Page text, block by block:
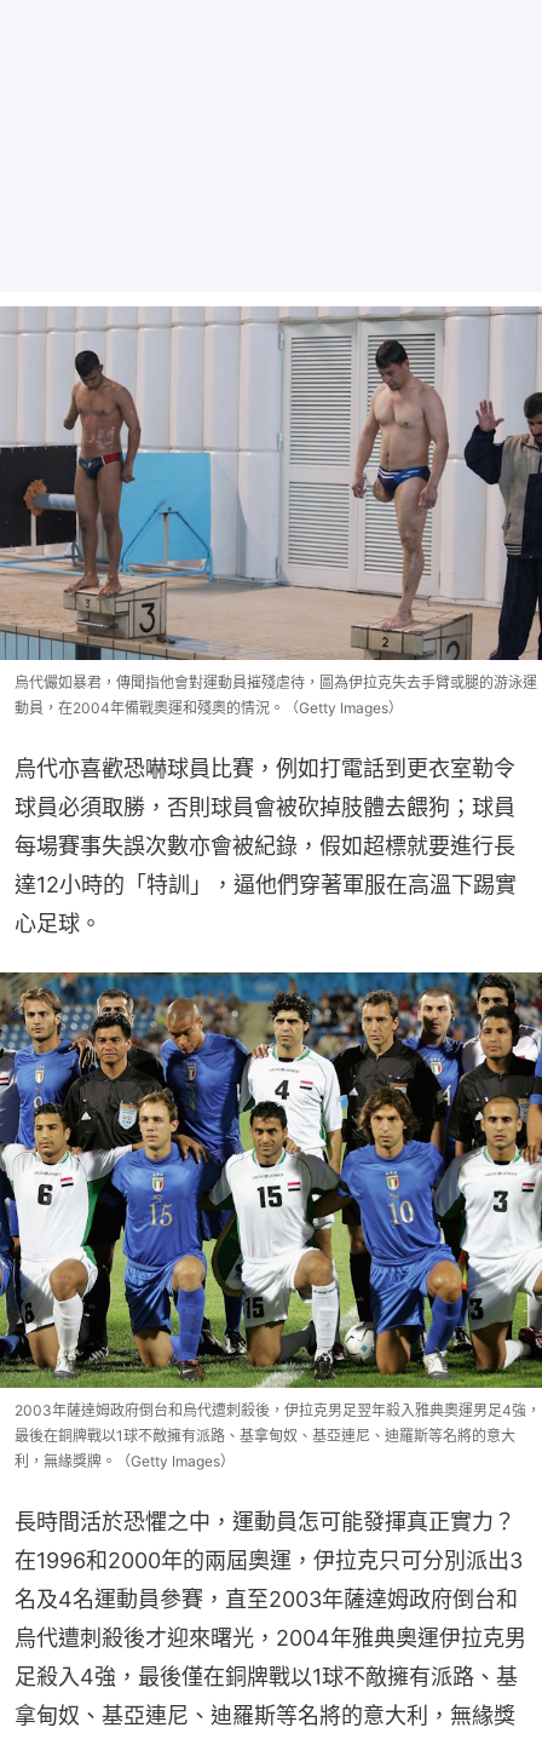
烏代儼如暴君，傳聞指他會對運動員摧殘虐待，圖為伊拉克失去手臂或腿的游泳運
動員，在2004年備戰奧運和殘奧的情況。（Getty Images）
烏代亦喜歡恐嚇球員比賽，例如打電話到更衣室勒令
球員必須取勝，否則球員會被砍掉肢體去餵狗；球員
每場賽事失誤次數亦會被紀錄，假如超標就要進行長
達12小時的「特訓」，逼他們穿著軍服在高溫下踢實
心足球。
2003年薩達姆政府倒台和烏代遭刺殺後，伊拉克男足翌年殺入雅典奧運男足4強，
最後在銅牌戰以1球不敵擁有派路、基拿甸奴、基亞連尼、迪羅斯等名將的意大
利，無緣獎牌。（Getty Images）
長時間活於恐懼之中，運動員怎可能發揮真正實力？
在1996和2000年的兩屆奧運，伊拉克只可分別派出3
名及4名運動員參賽，直至2003年薩達姆政府倒台和
烏代遭刺殺後才迎來曙光，2004年雅典奧運伊拉克男
足殺入4強，最後僅在銅牌戰以1球不敵擁有派路、基
拿甸奴、基亞連尼、迪羅斯等名將的意大利，無緣獎